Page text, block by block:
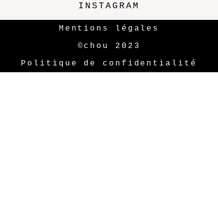
INSTAGRAM
Mentions légales
©chou 2023
Politique de confidentialité